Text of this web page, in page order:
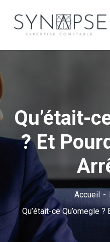
Qu’était-
? Et
Accueil
Qu’était-ce Qu’omegle